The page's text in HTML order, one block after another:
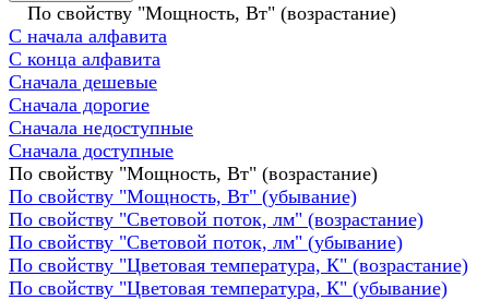
По свойству "Мощность, Вт" (возрастание)
С начала алфавита
С конца алфавита
Сначала дешевые
Сначала дорогие
Сначала недоступные
Сначала доступные
По свойству "Мощность, Вт" (возрастание)
По свойству "Мощность, Вт" (убывание)
По свойству "Световой поток, лм" (возрастание)
По свойству "Световой поток, лм" (убывание)
По свойству "Цветовая температура, К" (возрастание)
По свойству "Цветовая температура, К" (убывание)